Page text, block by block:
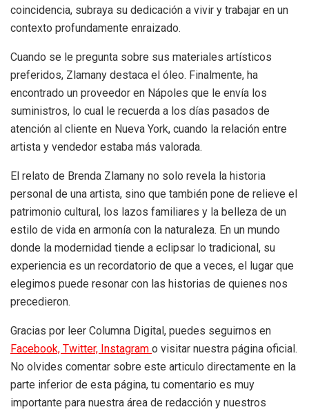
coincidencia, subraya su dedicación a vivir y trabajar en un
contexto profundamente enraizado.
Cuando se le pregunta sobre sus materiales artísticos
preferidos, Zlamany destaca el óleo. Finalmente, ha
encontrado un proveedor en Nápoles que le envía los
suministros, lo cual le recuerda a los días pasados de
atención al cliente en Nueva York, cuando la relación entre
artista y vendedor estaba más valorada.
El relato de Brenda Zlamany no solo revela la historia
personal de una artista, sino que también pone de relieve el
patrimonio cultural, los lazos familiares y la belleza de un
estilo de vida en armonía con la naturaleza. En un mundo
donde la modernidad tiende a eclipsar lo tradicional, su
experiencia es un recordatorio de que a veces, el lugar que
elegimos puede resonar con las historias de quienes nos
precedieron.
Gracias por leer Columna Digital, puedes seguirnos en
Facebook, Twitter, Instagram o visitar nuestra página oficial.
No olvides comentar sobre este articulo directamente en la
parte inferior de esta página, tu comentario es muy
importante para nuestra área de redacción y nuestros